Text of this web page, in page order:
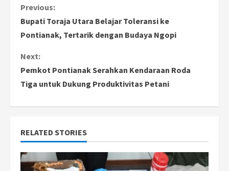
C
o
n
t
u
e
Previous:
Bupati Toraja Utara Belajar Toleransi ke
Pontianak, Tertarik dengan Budaya Ngopi
Next:
Pemkot Pontianak Serahkan Kendaraan Roda
Tiga untuk Dukung Produktivitas Petani
RELATED STORIES